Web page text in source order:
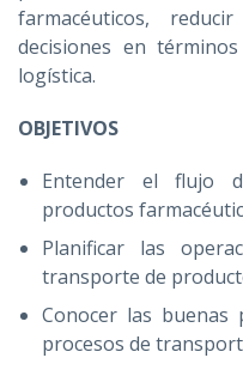
farmacéuticos,
decisiones en
logística.
OBJETIVOS
Entender el flujo
productos
Planificar las
transporte de
Conocer las buenas
procesos de